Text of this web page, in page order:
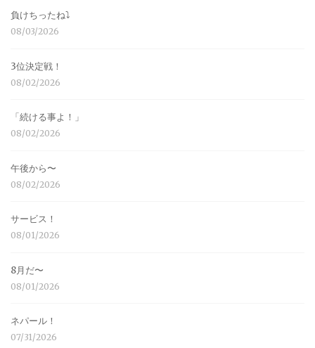
負けちったね⤵︎
08/03/2026
3位決定戦！
08/02/2026
「続ける事よ！」
08/02/2026
午後から〜
08/02/2026
サービス！
08/01/2026
8月だ〜
08/01/2026
ネパール！
07/31/2026